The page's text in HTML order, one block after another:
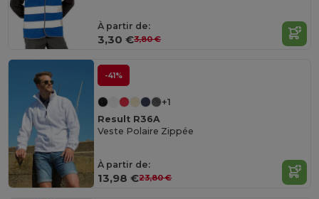
À partir de:
3,30 €3,80 €
-41%
+1
Result R36A
Veste Polaire Zippée
À partir de:
13,98 €23,80 €